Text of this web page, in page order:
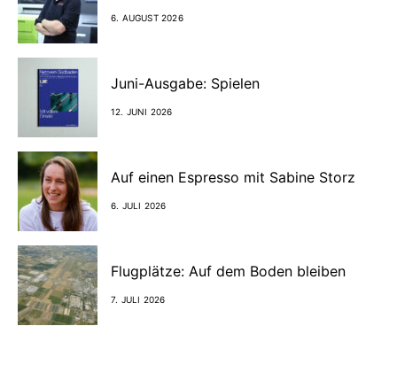
6. AUGUST 2026
Juni-Ausgabe: Spielen
12. JUNI 2026
Auf einen Espresso mit Sabine Storz
6. JULI 2026
Flugplätze: Auf dem Boden bleiben
7. JULI 2026